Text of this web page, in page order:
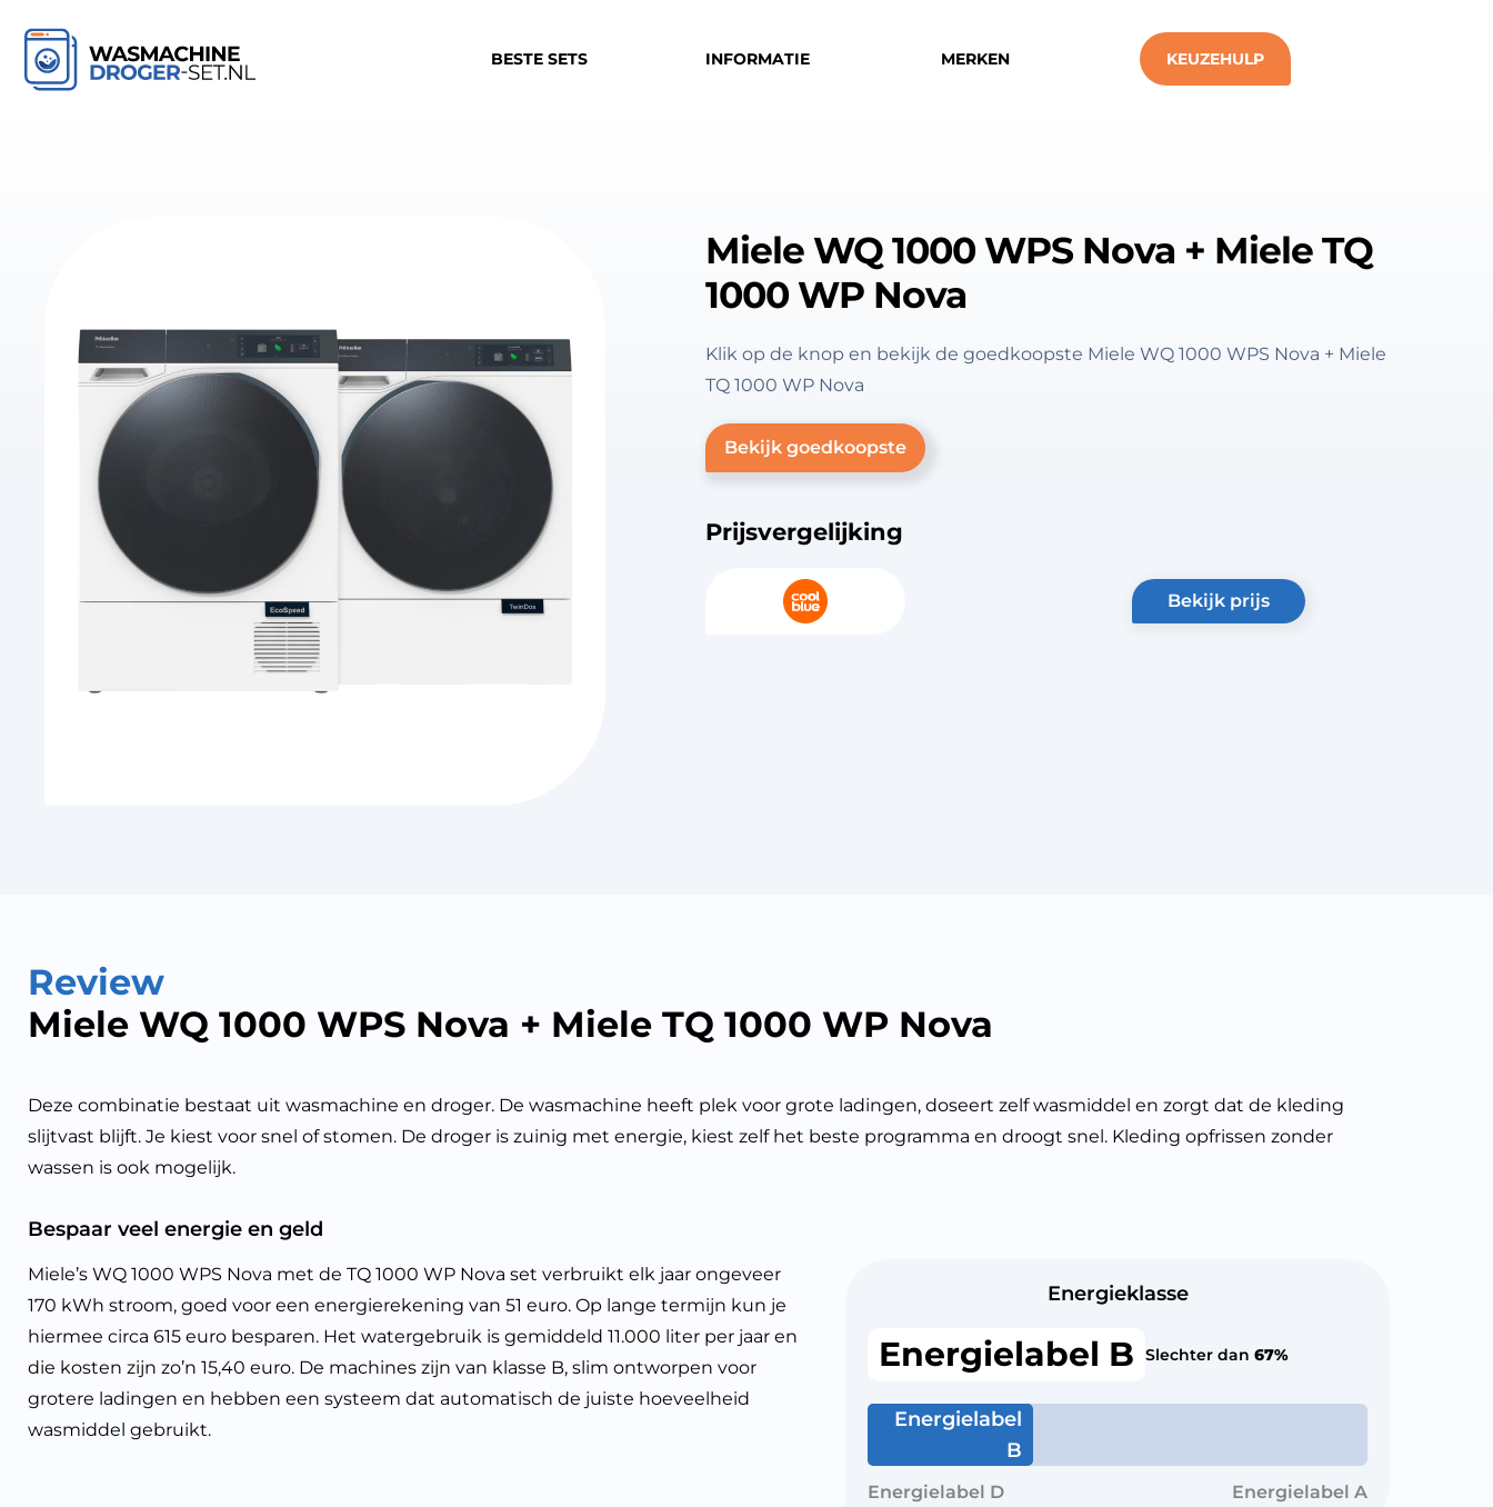
BESTE SETS INFORMATIE MERKEN KEUZEHULP
Miele WQ 1000 WPS Nova + Miele TQ
1000 WP Nova
Klik op de knop en bekijk de goedkoopste Miele WQ 1000 WPS Nova + Miele
TQ 1000 WP Nova
Bekijk goedkoopste
Prijsvergelijking
bekijk prijs
Review
Miele WQ 1000 WPS Nova + Miele TQ 1000 WP Nova
Deze combinatie bestaat uit wasmachine en droger. De wasmachine heeft plek voor grote ladingen, doseert zelf wasmiddel en zorgt dat de kleding
slijtvast blijft. Je kiest voor snel of stomen. De droger is zuinig met energie, kiest zelf het beste programma en droogt snel. Kleding opfrissen zonder
wassen is ook mogelijk.
Bespaar veel energie en geld
Miele’s WQ 1000 WPS Nova met de TQ 1000 WP Nova set verbruikt elk jaar ongeveer
170 kWh stroom, goed voor een energierekening van 51 euro. Op lange termijn kun je
hiermee circa 615 euro besparen. Het watergebruik is gemiddeld 11.000 liter per jaar en
die kosten zijn zo’n 15,40 euro. De machines zijn van klasse B, slim ontworpen voor
grotere ladingen en hebben een systeem dat automatisch de juiste hoeveelheid
wasmiddel gebruikt.
Energieklasse
Energielabel B Slechter dan 67%
Energielabel
B
Energielabel D Energielabel A